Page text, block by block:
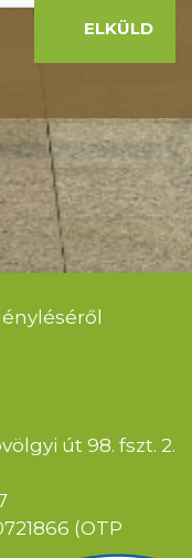
ELKÜLD
út 98. fszt. 2.
(OTP